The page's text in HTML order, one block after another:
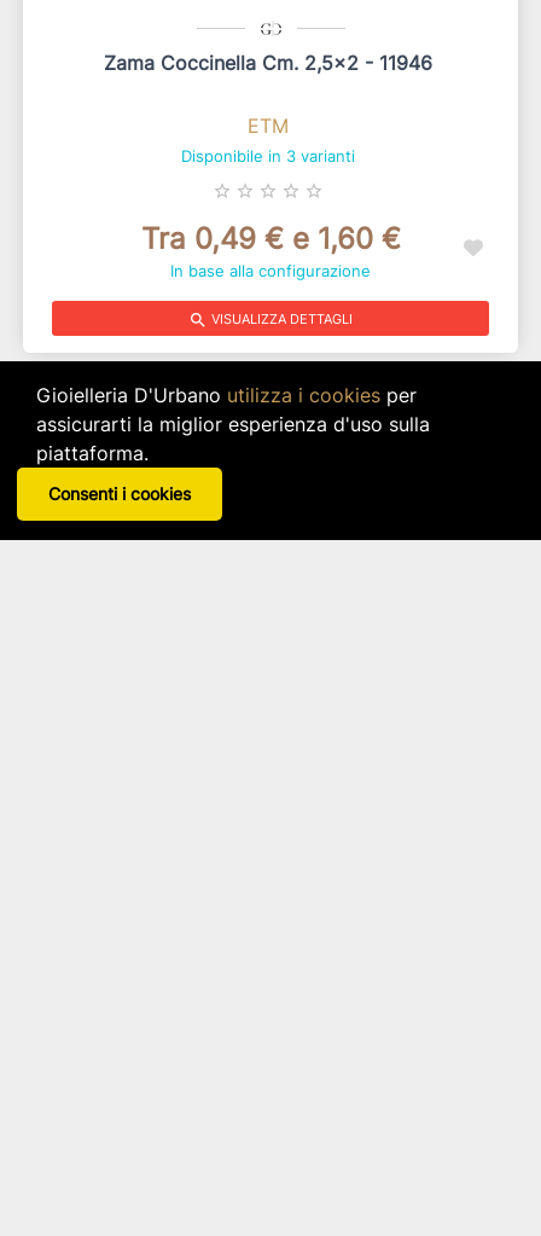
Zama Coccinella Cm. 2,5x2 - 11946
ETM
Disponibile in 3 varianti
star_border star_border star_border star_border star_border
Tra 0,49 € e 1,60 €
In base alla configurazione
search VISUALIZZA DETTAGLI
Gioielleria D'Urbano utilizza i cookiesper
assicurarti la miglior esperienza d'uso sulla
piattaforma.
Consenti i cookies